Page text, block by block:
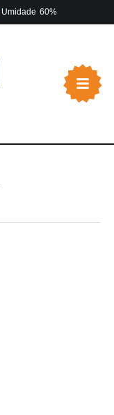
Umidade 60